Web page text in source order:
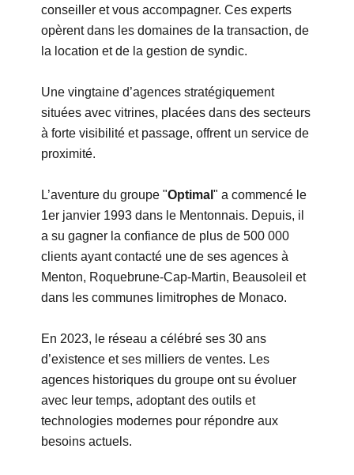
conseiller et vous accompagner. Ces experts
opèrent dans les domaines de la transaction, de
la location et de la gestion de syndic.
Une vingtaine d’agences stratégiquement
situées avec vitrines, placées dans des secteurs
à forte visibilité et passage, offrent un service de
proximité.
L’aventure du groupe "Optimal " a commencé le
1er janvier 1993 dans le Mentonnais. Depuis, il
a su gagner la confiance de plus de 500 000
clients ayant contacté une de ses agences à
Menton, Roquebrune-Cap-Martin, Beausoleil et
dans les communes limitrophes de Monaco.
En 2023, le réseau a célébré ses 30 ans
d’existence et ses milliers de ventes. Les
agences historiques du groupe ont su évoluer
avec leur temps, adoptant des outils et
technologies modernes pour répondre aux
besoins actuels.